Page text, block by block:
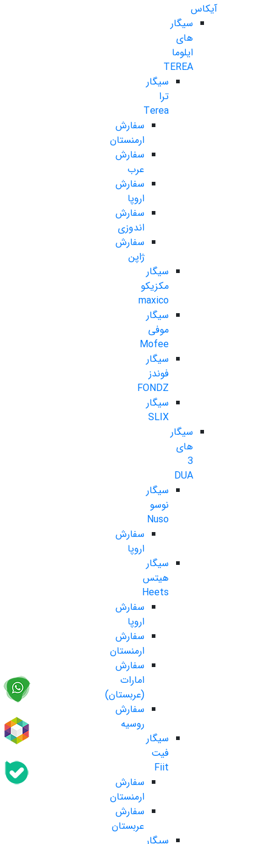
آیکاس
سیگار
های
ایلوما
TEREA
سیگار
ترا
Terea
سفارش
ارمنستان
سفارش
عرب
سفارش
اروپا
سفارش
اندوزی
سفارش
ژاپن
سیگار
مکزیکو
maxico
سیگار
موفی
Mofee
سیگار
فوندز
FONDZ
سیگار
SLIX
سیگار
های
3
DUA
سیگار
نوسو
Nuso
سفارش
اروپا
سیگار
هیتس
Heets
سفارش
اروپا
سفارش
ارمنستان
سفارش
امارات
(عربستان)
سفارش
روسیه
سیگار
فیت
Fiit
سفارش
ارمنستان
سفارش
عربستان
سیگار